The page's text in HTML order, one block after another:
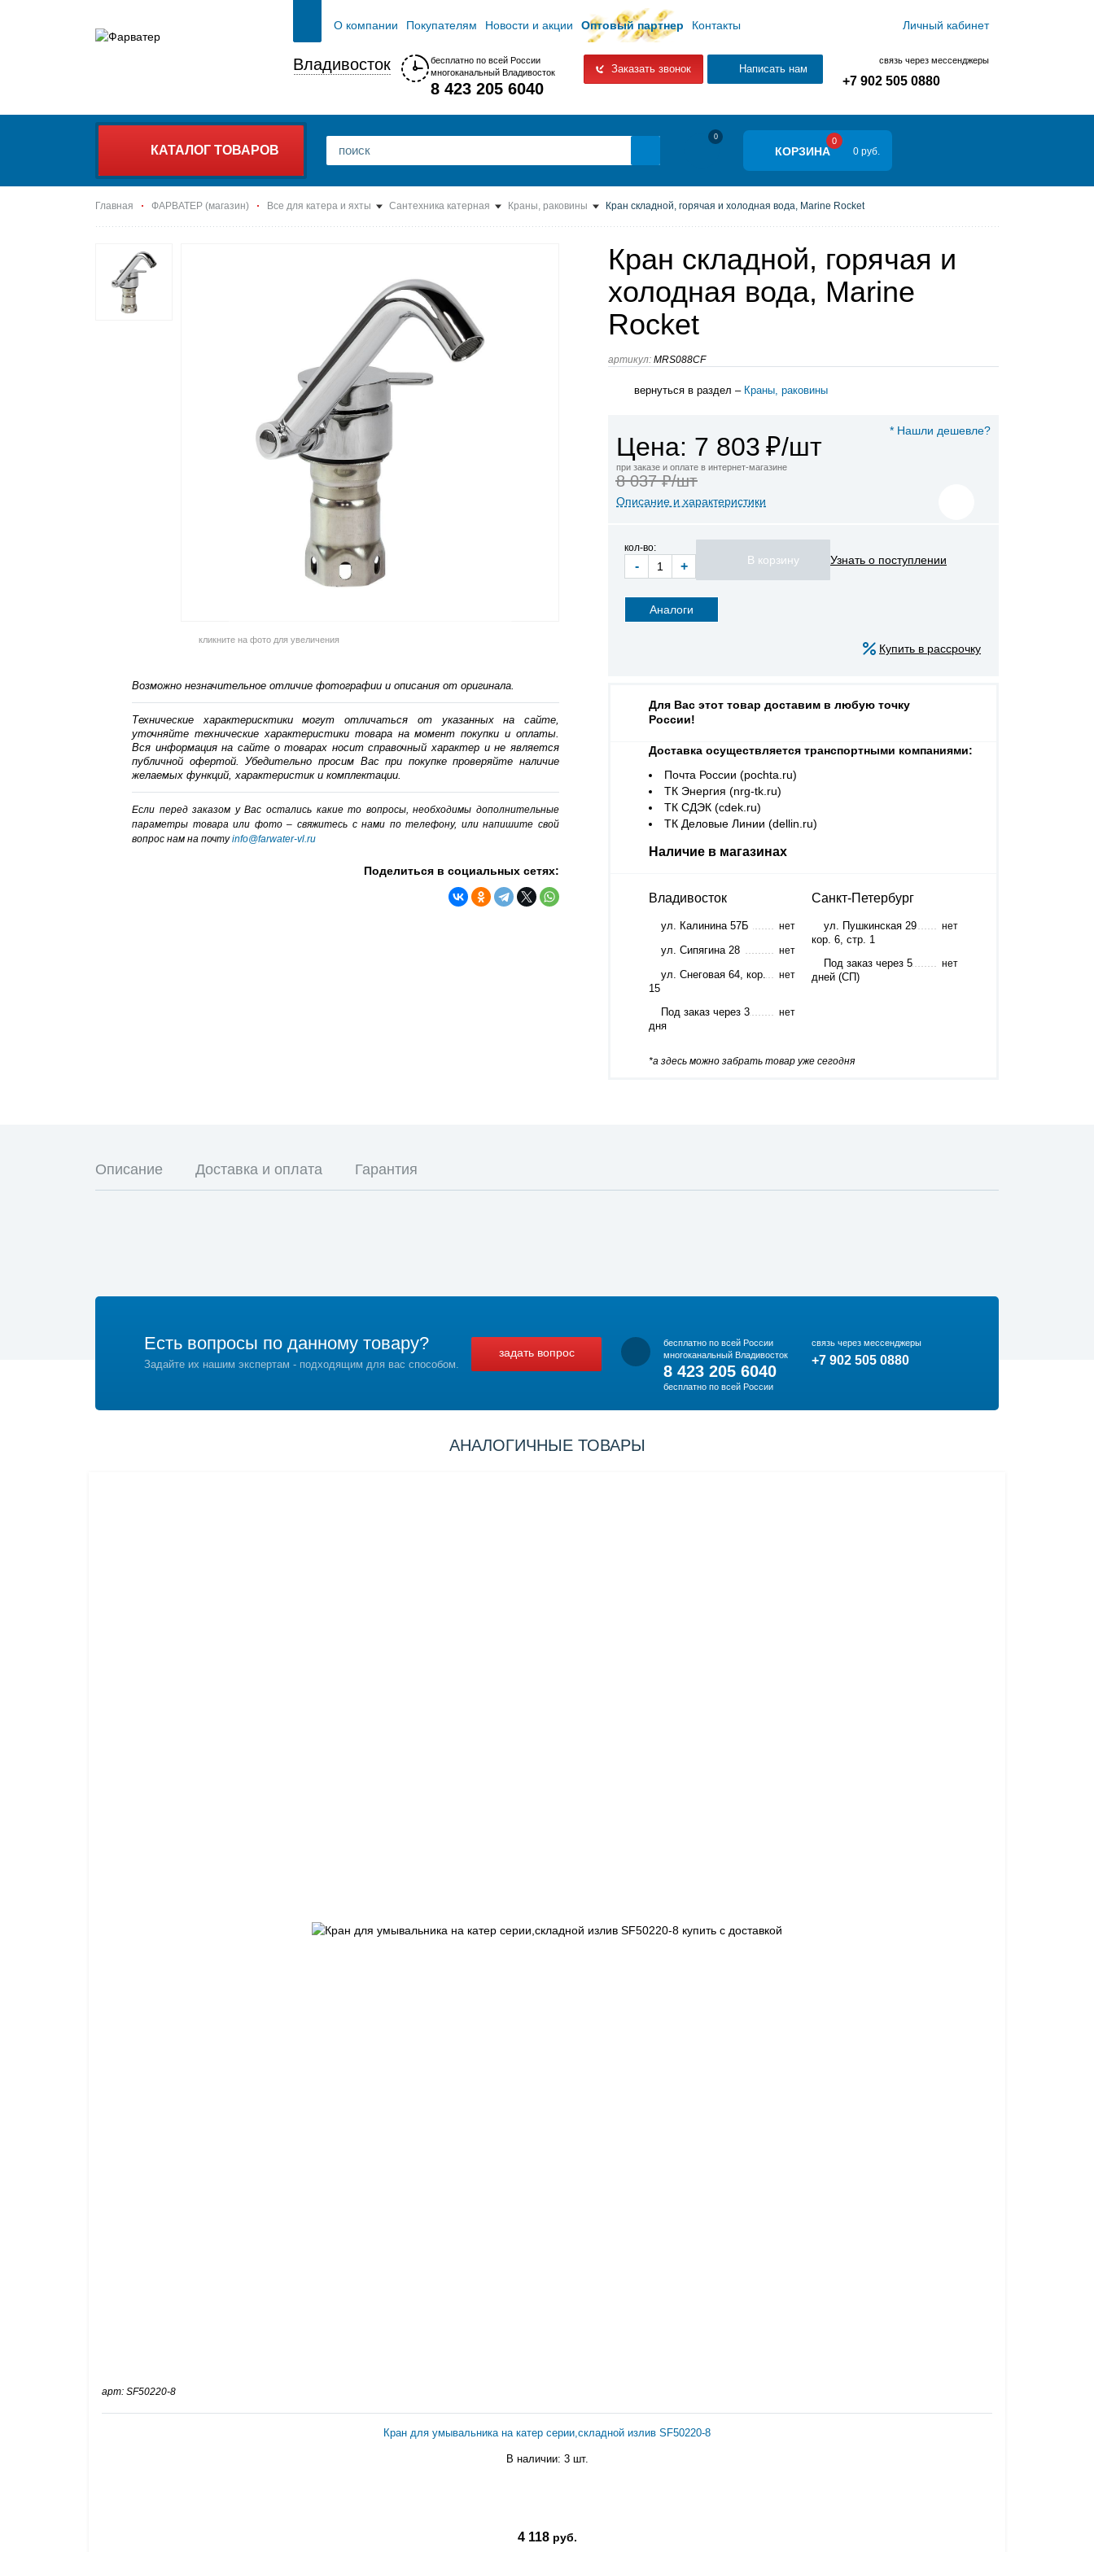
О компании Покупателям Новости и акции Оптовый партнер Контакты Личный кабинет
Владивосток
бесплатно по всей России
многоканальный Владивосток
8 423 205 6040
Заказать звонок Написать нам
связь через мессенджеры
+7 902 505 0880
КАТАЛОГ ТОВАРОВ
0
КОРЗИНА
0
0 руб.
Главная ФАРВАТЕР (магазин) Все для катера и яхты Сантехника катерная Краны, раковины Кран складной, горячая и холодная вода, Marine Rocket
Кран складной, горячая и
холодная вода, Marine
Rocket
артикул: MRS088CF
вернуться в раздел – Краны, раковины
кликните на фото для увеличения
Возможно незначительное отличие фотографии и описания от оригинала.
Технические характерисктики могут отличаться от указанных на сайте,
уточняйте технические характеристики товара на момент покупки и оплаты.
Вся информация на сайте о товарах носит справочный характер и не является
публичной офертой. Убедительно просим Вас при покупке проверяйте наличие
желаемых функций, характеристик и комплектации.
Если перед заказом у Вас остались какие то вопросы, необходимы дополнительные
параметры товара или фото – cвяжитесь с нами по телефону, или напишите свой
вопрос нам на почтуinfo@farwater-vl.ru
Поделиться в социальных сетях:
* Нашли дешевле?
Цена: 7 803 ₽/шт
при заказе и оплате в интернет-магазине
8 037 ₽/шт
Описание и характеристики
кол-во:
- + Узнать о поступлении
Аналоги
Купить в рассрочку
Для Вас этот товар доставим в любую точку
России!
Доставка осуществляется транспортными компаниями:
Почта России (pochta.ru)
ТК Энергия (nrg-tk.ru)
ТК СДЭК (cdek.ru)
ТК Деловые Линии (dellin.ru)
Наличие в магазинах
Владивосток
ул. Калинина 57Б нет
ул. Сипягина 28 нет
ул. Снеговая 64, кор.
15
нет
Под заказ через 3
дня
нет
Санкт-Петербург
ул. Пушкинская 29
кор. 6, стр. 1
нет
Под заказ через 5
дней (СП)
нет
*а здесь можно забрать товар уже сегодня
Описание Доставка и оплата Гарантия
Есть вопросы по данному товару?
Задайте их нашим экспертам - подходящим для вас способом.
задать вопрос
бесплатно по всей России
многоканальный Владивосток
8 423 205 6040
бесплатно по всей России
связь через мессенджеры
+7 902 505 0880
АНАЛОГИЧНЫЕ ТОВАРЫ
арт: SF50220-8
Кран для умывальника на катер серии,складной излив SF50220-8
В наличии: 3 шт.
4 118руб.